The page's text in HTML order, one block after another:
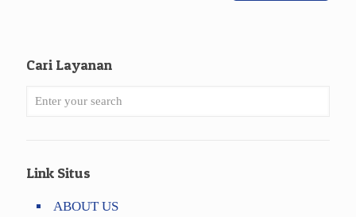
Cari Layanan
Link Situs
ABOUT US